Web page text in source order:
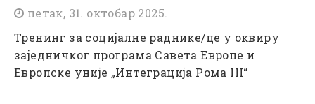
петак, 31. октобар 2025.
Тренинг за социјалне раднике/це у оквиру
заједничког програма Савета Европе и
Европске уније „Интеграција Рома III“